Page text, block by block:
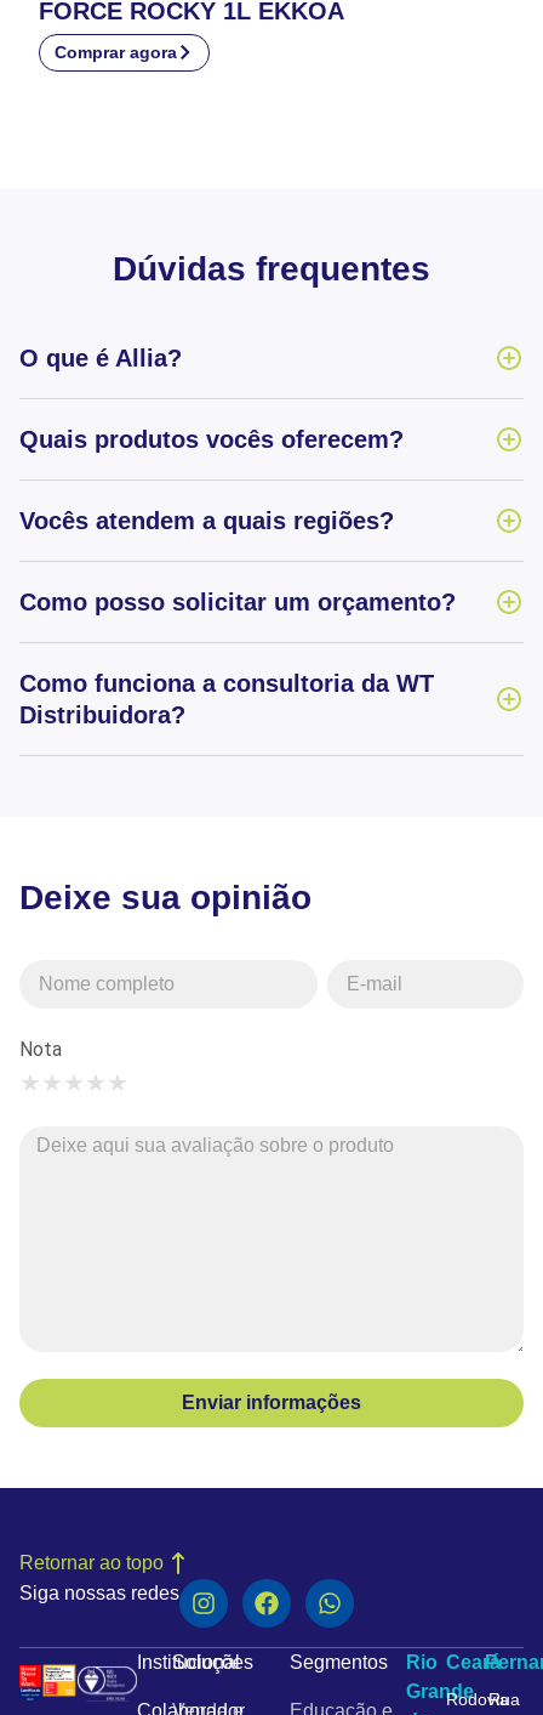
FORCE ROCKY 1L EKKOA
Comprar agora
Dúvidas frequentes
O que é Allia?
Quais produtos vocês oferecem?
Vocês atendem a quais regiões?
Como posso solicitar um orçamento?
Como funciona a consultoria da WT
Distribuidora?
Deixe sua opinião
Nota
★
★
★
★
★
Enviar informações
Siga nossas redes
Retornar ao topo
Institucional
Colaborador
Soluções
Venda e
Segmentos
Educação e
Rio
Grande
Ceará
Rodovia
Rua